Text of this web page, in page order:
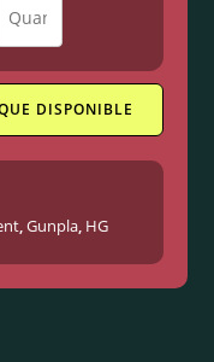
DISPONIBLE
,Gunpla, HG